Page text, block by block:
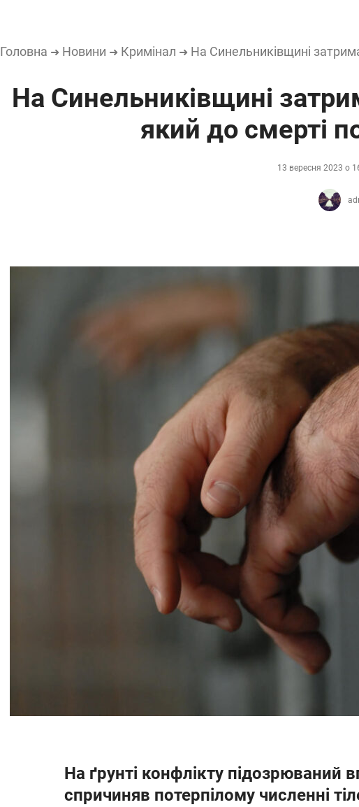
Головна ➜ Новини ➜ Кримінал ➜ На Синельниківщині
На Синельниківщині
який до смерті
13 вересня 2023 о
На ґрунті конфлікту підозрюваний
спричиняв потерпілому численні